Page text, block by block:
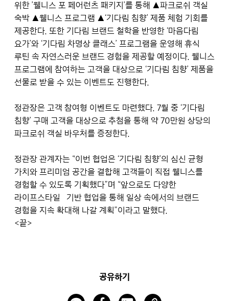
위한 ’웰니스 포 페어런츠 패키지’를 통해 ▲파크로쉬 객실
숙박 ▲웰니스 프로그램 ▲‘기다림 침향’ 제품 체험 기회를
제공한다. 또한 기다림 브랜드 철학을 반영한 ‘마음다림
요가’와 ‘기다림 차명상 클래스’ 프로그램을 운영해 휴식
루틴 속 자연스러운 브랜드 경험을 제공할 예정이다. 웰니스
프로그램에 참여하는 고객을 대상으로 ‘기다림 침향’ 제품을
선물로 받을 수 있는 이벤트도 진행한다.
정관장은 고객 참여형 이벤트도 마련했다. 7월 중 ‘기다림
침향’ 구매 고객을 대상으로 추첨을 통해 약 70만원 상당의
파크로쉬 객실 바우처를 증정한다.
정관장 관계자는 “이번 협업은 ‘기다림 침향’의 심신 균형
가치와 프리미엄 공간을 결합해 고객들이 직접 웰니스를
경험할 수 있도록 기획했다”며 “앞으로도 다양한
라이프스타일 기반 협업을 통해 일상 속에서의 브랜드
경험을 지속 확대해 나갈 계획”이라고 말했다.
<끝>
공유하기